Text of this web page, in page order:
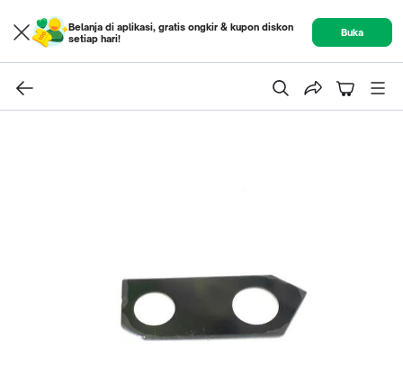
Belanja di aplikasi, gratis ongkir & kupon diskon
setiap hari!
Buka